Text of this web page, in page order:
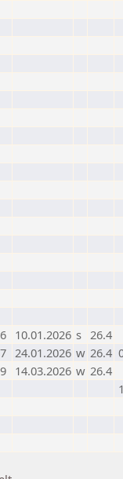
6 10.01.2026 s 26.4
7 24.01.2026 w 26.4
9 14.03.2026 w 26.4